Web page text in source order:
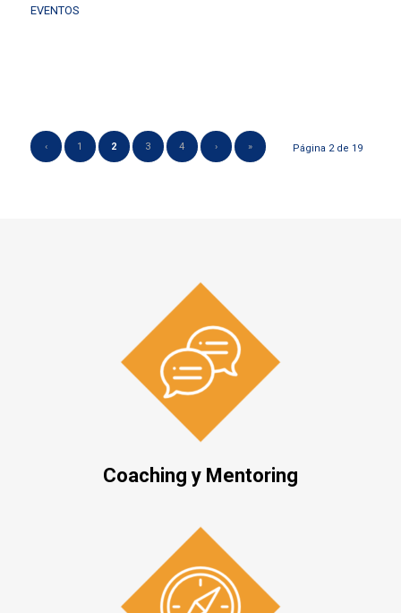
EVENTOS
Página 2 de 19
‹ 1 2 3 4 › »
Coaching y Mentoring